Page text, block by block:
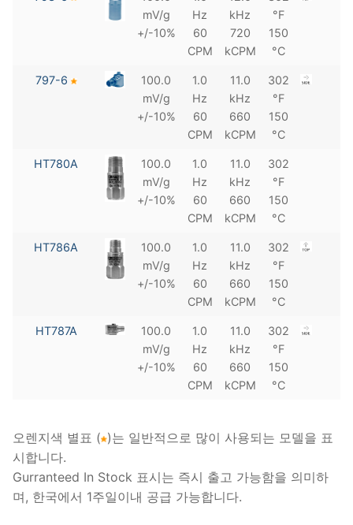
mV/g
+/-10%
Hz
60
CPM
kHz
720
kCPM
°F
150
°C
797-6
100.0
mV/g
+/-10%
1.0
Hz
60
CPM
11.0
kHz
660
kCPM
302
°F
150
°C
HT780A
100.0
mV/g
+/-10%
1.0
Hz
60
CPM
11.0
kHz
660
kCPM
302
°F
150
°C
HT786A
100.0
mV/g
+/-10%
1.0
Hz
60
CPM
11.0
kHz
660
kCPM
302
°F
150
°C
HT787A
100.0
mV/g
+/-10%
1.0
Hz
60
CPM
11.0
kHz
660
kCPM
302
°F
150
°C
오렌지색 별표 ( )는 일반적으로 많이 사용되는 모델을 표
시합니다.
Gurranteed In Stock 표시는 즉시 출고 가능함을 의미하
며, 한국에서 1주일이내 공급 가능합니다.